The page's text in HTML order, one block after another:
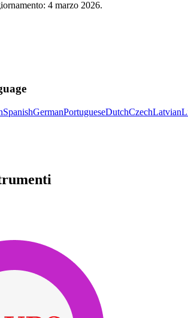
4 marzo 2026.
SpanishGermanPortugueseDutchCzechLatvian